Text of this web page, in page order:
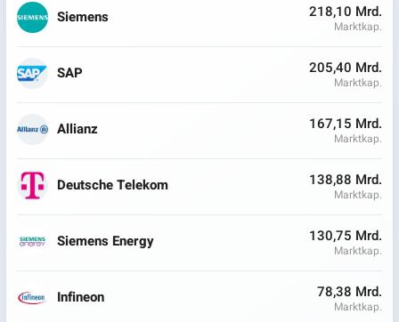
Siemens 218,10 Mrd.
Marktkap.
SAP 205,40 Mrd.
Marktkap.
Allianz 167,15 Mrd.
Marktkap.
Deutsche Telekom 138,88 Mrd.
Marktkap.
Siemens Energy 130,75 Mrd.
Marktkap.
Infineon 78,38 Mrd.
Marktkap.